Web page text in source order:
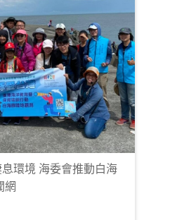
環境 海委會推動白海
網